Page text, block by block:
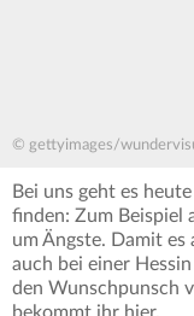
© gettyimages/
Bei uns geht es
finden: Zum Beispiel
um Ängste. Damit
auch bei einer
den Wunschpunsch